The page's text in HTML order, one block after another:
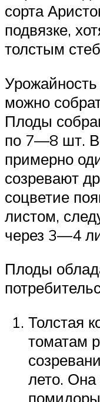
сорта
подвязке,
толстым
можно
Плоды
по 7—8 шт.
примерно
созревают
соцветие
листом,
через 3—4
Плоды
Толстая
томатам
лето. Она